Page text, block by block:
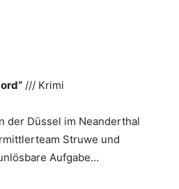
/// Krimi
der Düssel im Neanderthal
Struwe und
Aufgabe…